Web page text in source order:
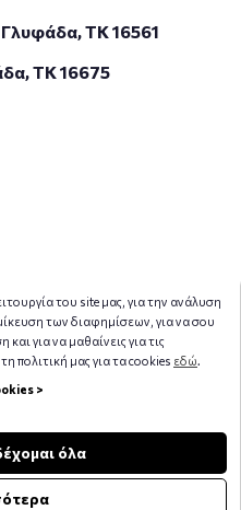
του site μας, για την ανάλυση
των διαφημίσεων, για να σου
για να μαθαίνεις για τις
πολιτική μας για τα cookies εδώ.
>
όλα
ΤΚ 16561
ΤΚ 16675
pharmacy.gr